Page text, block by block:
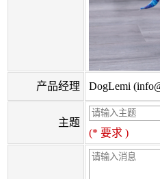
产品经理 DogLemi
主题
(* 要求 )